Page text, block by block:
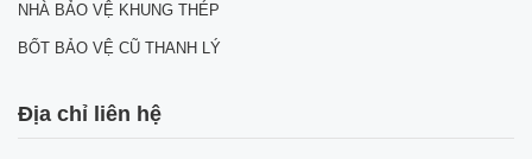
NHÀ BẢO VỆ KHUNG THÉP
BỐT BẢO VỆ CŨ THANH LÝ
Địa chỉ liên hệ